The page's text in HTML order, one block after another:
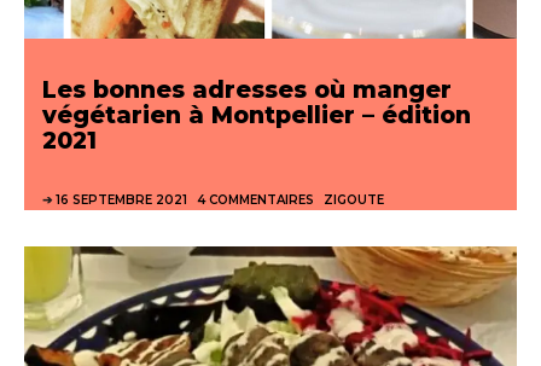
Les bonnes adresses où manger
végétarien à Montpellier – édition
2021
16 SEPTEMBRE 2021 4 COMMENTAIRES ZIGOUTE